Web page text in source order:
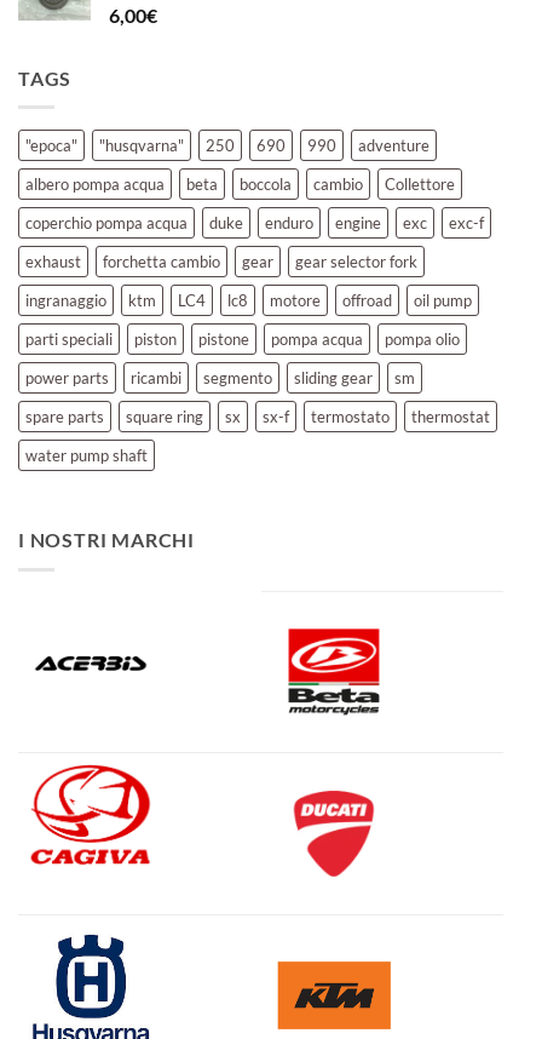
6,00€
TAGS
"epoca" "husqvarna" 250 690 990
adventure
albero pompa acqua
beta boccola cambio
Collettore
coperchio pompa acqua
duke enduro engine exc
exc-f
exhaust
forchetta cambio gear
gear selector fork
ingranaggio
ktm LC4 lc8 motore offroad
oil pump
parti speciali
piston pistone pompa acqua
pompa olio
power parts
ricambi segmento sliding gear
sm
spare parts
square ring sx sx-f termostato
thermostat
water pump shaft
I NOSTRI MARCHI